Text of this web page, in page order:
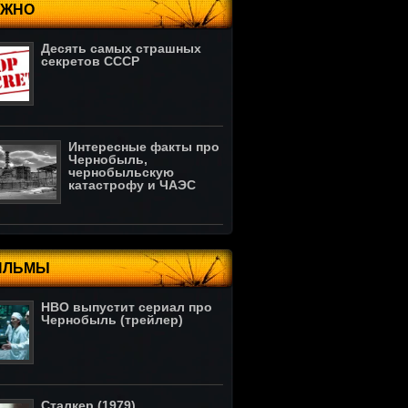
Десять самых страшных
секретов СССР
Интересные факты про
Чернобыль,
чернобыльскую
катастрофу и ЧАЭС
HBO выпустит сериал про
Чернобыль (трейлер)
Сталкер (1979)